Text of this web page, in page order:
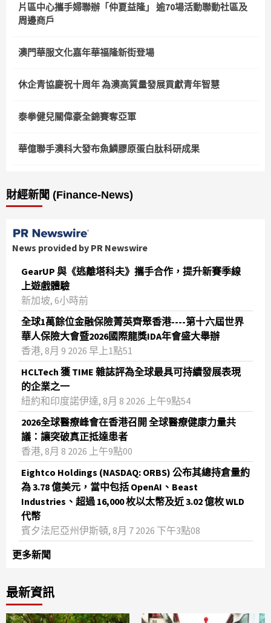
片區中心攜手婦聯辦「仲夏益隆」 逾70場活動聯動社區及
周邊商戶
澳門華服文化嘉年華福隆新街登場
休企青協慶祝十周年 為澳高質量發展貢獻青年智慧
泰拳健兒關偉豪全錦賽奪亞軍
華億聯手澳科大發布魚鱗膠原蛋白肽科研成果
財經新聞 (Finance-News)
News provided by PR Newswire
GearUP 與《逃離塔科夫》攜手合作，提升新賽季線
上遊戲體驗
新加坡, 6小時前
全球1萬餘位金融保險菁英齊聚香港----第十六屆世界
華人保險大會暨2026國際龍獎IDA年會盛大舉辦
香港, 8月 9 2026 早上1點51
HCLTech 獲 TIME 雜誌評為全球最具可持續發展表現
的企業之一
紐約和印度諾伊達, 8月 8 2026 上午9點54
2026全球醫療峰會在香港召開 全球醫療健康力量共
議：讓突破真正抵達患者
香港, 8月 8 2026 上午9點00
Eightco Holdings (NASDAQ: ORBS) 公布其總持倉量約
為 3.78 億美元，當中包括 OpenAI、Beast
Industries、超過 16,000 枚以太幣及近 3.02 億枚 WLD
代幣
賓夕法尼亞州伊斯頓, 8月 7 2026 下午3點08
更多新聞
最新資訊